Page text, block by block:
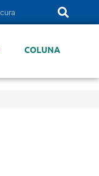
COLUNA